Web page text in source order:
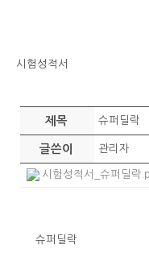
시험성적서
제목 슈퍼딜락
글쓴이 관리자
시험성적서_슈퍼딜락
슈퍼딜락